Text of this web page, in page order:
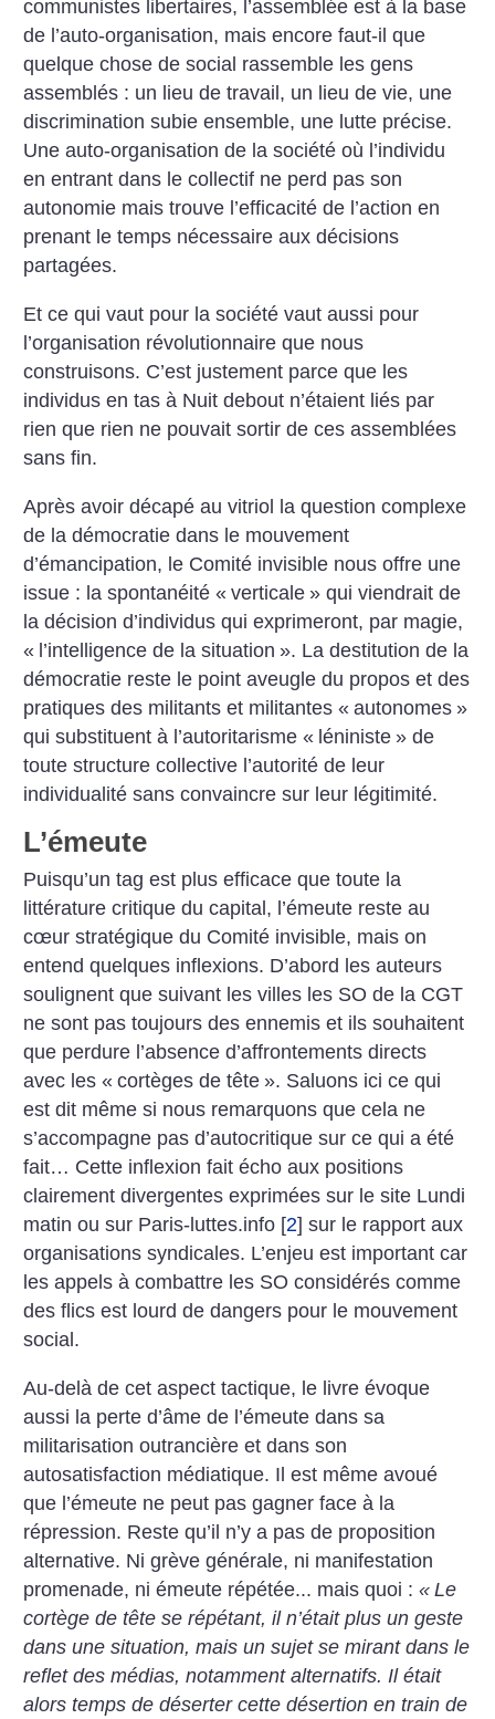
communistes libertaires, l’assemblée est à la base
de l’auto-organisation, mais encore faut-il que
quelque chose de social rassemble les gens
assemblés : un lieu de travail, un lieu de vie, une
discrimination subie ensemble, une lutte précise.
Une auto-organisation de la société où l’individu
en entrant dans le collectif ne perd pas son
autonomie mais trouve l’efficacité de l’action en
prenant le temps nécessaire aux décisions
partagées.
Et ce qui vaut pour la société vaut aussi pour
l’organisation révolutionnaire que nous
construisons. C’est justement parce que les
individus en tas à Nuit debout n’étaient liés par
rien que rien ne pouvait sortir de ces assemblées
sans fin.
Après avoir décapé au vitriol la question complexe
de la démocratie dans le mouvement
d’émancipation, le Comité invisible nous offre une
issue : la spontanéité « verticale » qui viendrait de
la décision d’individus qui exprimeront, par magie,
« l’intelligence de la situation ». La destitution de la
démocratie reste le point aveugle du propos et des
pratiques des militants et militantes « autonomes »
qui substituent à l’autoritarisme « léniniste » de
toute structure collective l’autorité de leur
individualité sans convaincre sur leur légitimité.
L’émeute
Puisqu’un tag est plus efficace que toute la
littérature critique du capital, l’émeute reste au
cœur stratégique du Comité invisible, mais on
entend quelques inflexions. D’abord les auteurs
soulignent que suivant les villes les SO de la CGT
ne sont pas toujours des ennemis et ils souhaitent
que perdure l’absence d’affrontements directs
avec les « cortèges de tête ». Saluons ici ce qui
est dit même si nous remarquons que cela ne
s’accompagne pas d’autocritique sur ce qui a été
fait… Cette inflexion fait écho aux positions
clairement divergentes exprimées sur le site Lundi
matin ou sur Paris-luttes.info [2] sur le rapport aux
organisations syndicales. L’enjeu est important car
les appels à combattre les SO considérés comme
des flics est lourd de dangers pour le mouvement
social.
Au-delà de cet aspect tactique, le livre évoque
aussi la perte d’âme de l’émeute dans sa
militarisation outrancière et dans son
autosatisfaction médiatique. Il est même avoué
que l’émeute ne peut pas gagner face à la
répression. Reste qu’il n’y a pas de proposition
alternative. Ni grève générale, ni manifestation
promenade, ni émeute répétée... mais quoi :« Le
cortège de tête se répétant, il n’était plus un geste
dans une situation, mais un sujet se mirant dans le
reflet des médias, notamment alternatifs. Il était
alors temps de déserter cette ­désertion en train de